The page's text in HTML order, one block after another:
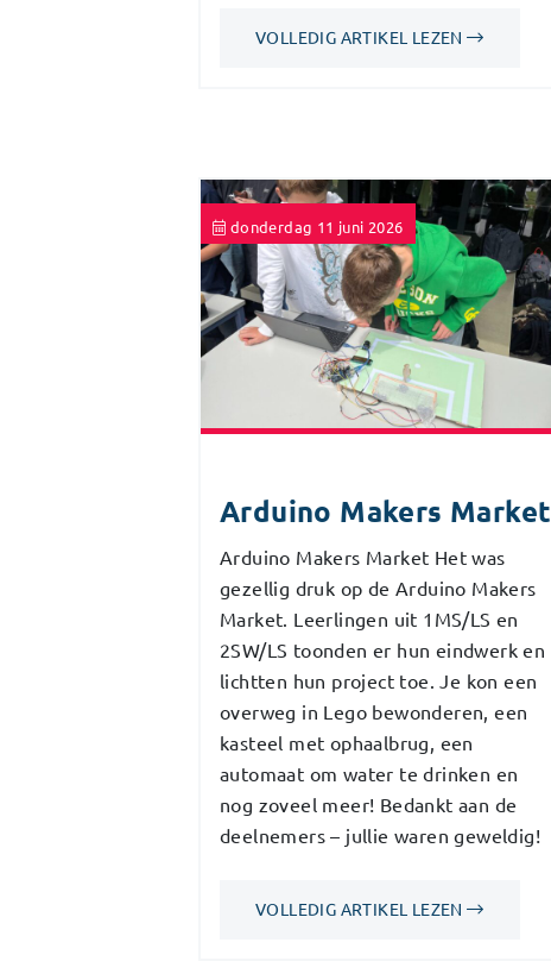
VOLLEDIG ARTIKEL LEZEN
donderdag 11 juni 2026
Arduino Makers Market
Arduino Makers Market Het was
gezellig druk op de Arduino Makers
Market. Leerlingen uit 1MS/LS en
2SW/LS toonden er hun eindwerk en
lichtten hun project toe. Je kon een
overweg in Lego bewonderen, een
kasteel met ophaalbrug, een
automaat om water te drinken en
nog zoveel meer! Bedankt aan de
deelnemers – jullie waren geweldig!
VOLLEDIG ARTIKEL LEZEN